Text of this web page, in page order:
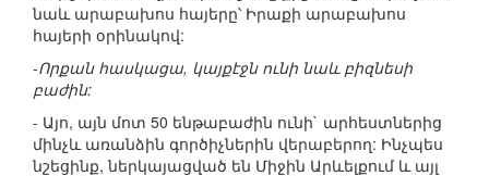
նաև արաբախոս հայերը՝ Իրաքի արաբախոս
հայերի օրինակով:
-Որքան հասկացա, կայքէջն ունի նաև բիզնեսի
բաժին:
- Այո, այն մոտ 50 ենթաբաժին ունի` արհեստներից
մինչև առանձին գործիչներին վերաբերող: Ինչպես
նշեցինք, ներկայացված են Միջին Արևելքում և այլ